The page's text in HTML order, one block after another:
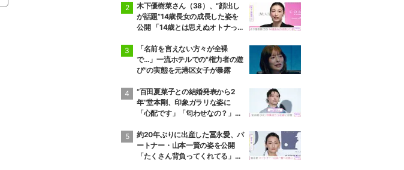
木下優樹菜さん（38）、“顔出し
が話題”14歳長女の成長した姿を
公開 「14歳とは思えぬオトナっぽ
ぎる」など反響
「名前を言えない方々が全裸
で…」一流ホテルでの"権力者の遊
び"の実態を元港区女子が暴露
“百田夏菜子との結婚発表から2
年”堂本剛、印象ガラリな姿に
「心配です」「匂わせなの？」な
約20年ぶりに出産した冨永愛、パ
ートナー・山本一賢の姿を公開
「たくさん背負ってくれてる」感